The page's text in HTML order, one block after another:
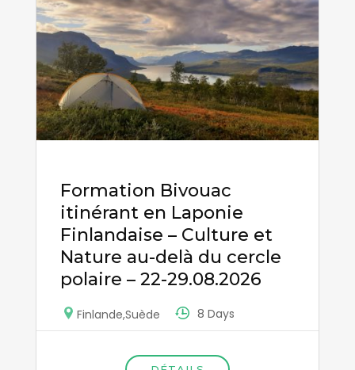
Formation Bivouac
itinérant en Laponie
Finlandaise – Culture et
Nature au-delà du cercle
polaire – 22-29.08.2026
Finlande,Suède 8 Days